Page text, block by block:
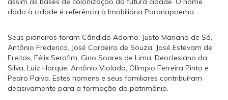
dado à cidade é referência à Imobiliária Paranapoema.
Seus pioneiros foram Cândido Adorno, Justo Mariano de Sá,
Antônio Frederico, José Cordeiro de Souza, José Estevam de
Freitas, Félix Serafim, Gino Soares de Lima, Deoclesiano da
Silva, Luiz Horque, Antônio Violada, Olímpio Ferreira Pinto e
Pedro Paiva. Estes homens e seus familiares contribuíram
decisivamente para a formação do patrimônio.